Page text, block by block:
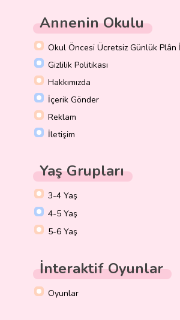
Annenin Okulu
Okul Öncesi Ücretsiz Günlük Plân
Gizlilik Politikası
Hakkımızda
İçerik Gönder
Reklam
İletişim
Yaş Grupları
3-4 Yaş
4-5 Yaş
5-6 Yaş
İnteraktif Oyunlar
Oyunlar